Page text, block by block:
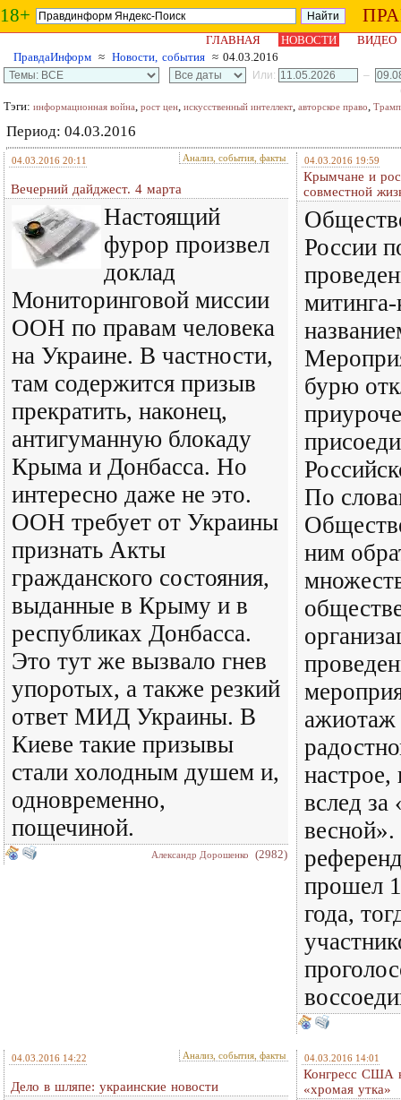
18+
ГЛАВНАЯ НОВОСТИ
ВИДЕО
ПравдаИнформ ≈ Новости, события ≈ 04.03.2016
Или:
–
Тэги: информационная война, рост цен, искусственный интеллект, авторское право, Трамп
Период: 04.03.2016
04.03.2016 20:11 Анализ, события, факты
Вечерний дайджест. 4 марта
Настоящий
фурор произвел
доклад
Мониторинговой миссии
ООН по правам человека
на Украине. В частности,
там содержится призыв
прекратить, наконец,
антигуманную блокаду
Крыма и Донбасса. Но
интересно даже не это.
ООН требует от Украины
признать Акты
гражданского состояния,
выданные в Крыму и в
республиках Донбасса.
Это тут же вызвало гнев
упоротых, а также резкий
ответ МИД Украины. В
Киеве такие призывы
стали холодным душем и,
одновременно,
пощечиной.
Александр Дорошенко (2982)
04.03.2016 19:59
Крымчане и
совместной
России
бурю
По
ним
ажиотаж
вслед
прошел
года,
04.03.2016 14:22 Анализ, события, факты
Дело в шляпе: украинские новости
04.03.2016 14:01
Конгресс США
«хромая утка»